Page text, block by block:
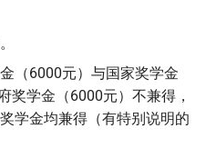
（6000元）与国家奖学金
奖学金（6000元）不兼得，
学金均兼得（有特别说明的